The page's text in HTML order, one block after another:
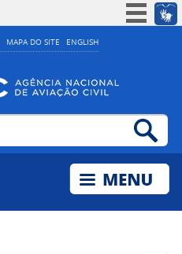
MAPA DO SITE ENGLISH
Simplifique!
Acesso à informação
Legislação